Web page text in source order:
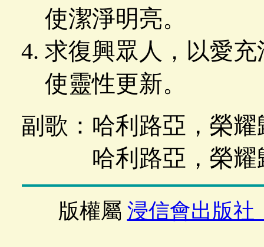
使潔淨明亮。
求復興眾人，以愛
使靈性更新。
副歌：哈利路亞，榮
哈利路亞，榮耀歸
版權屬 浸信會出版社